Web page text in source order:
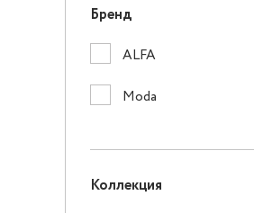
Бренд
ALFA
Moda
Коллекция